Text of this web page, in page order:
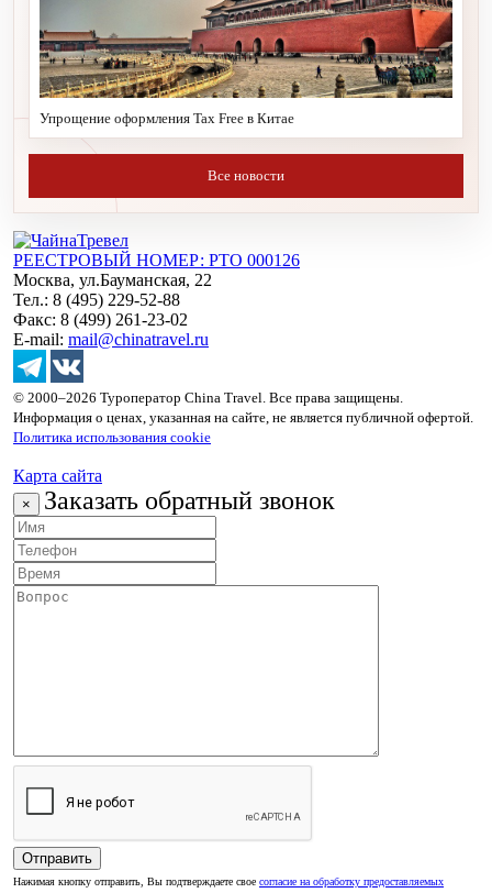
Упрощение оформления Tax Free в Китае
Все новости
РЕЕСТРОВЫЙ НОМЕР: РТО 000126
Москва, ул.Бауманская, 22
Тел.: 8 (495) 229-52-88
Факс: 8 (499) 261-23-02
E-mail: mail@chinatravel.ru
© 2000–2026 Туроператор China Travel. Все права защищены.
Информация о ценах, указанная на сайте, не является публичной офертой.
Политика использования cookie
Карта сайта
× Заказать обратный звонок
Нажимая кнопку отправить, Вы подтверждаете свое согласие на обработку предоставляемых